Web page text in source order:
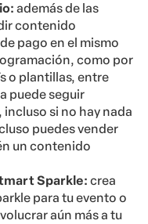
además de las
contenido
pago en el mismo
como por
o plantillas, entre
puede seguir
si no hay nada
puedes vender
un contenido
Sparkle: crea
para tu evento o
aún más a tu